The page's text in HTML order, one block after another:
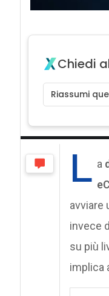
Chiedi
Riassumi
L a
avviare
invece
su più
implica